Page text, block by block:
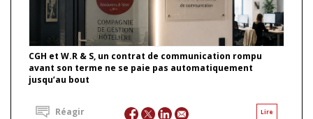
CGH et W.R & S, un contrat de communication rompu
avant son terme ne se paie pas automatiquement
jusqu’au bout
Lire
Réagir